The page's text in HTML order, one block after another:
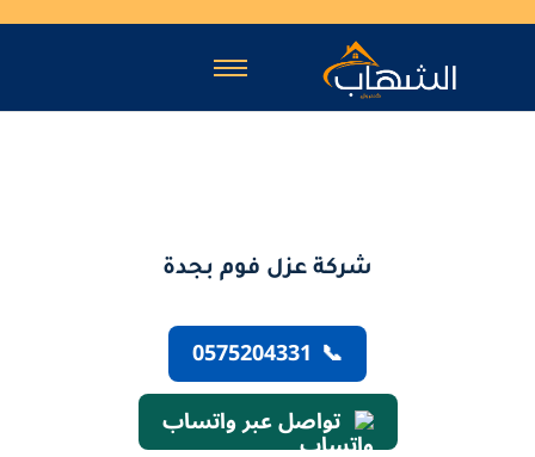
شركة عزل فوم بجدة
📞
0575204331
تواصل عبر واتساب